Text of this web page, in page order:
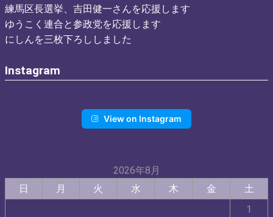
練馬区長選挙、吉田健一さんを応援します
ゆうこく連合と参政党を応援します
にしんを三枚下ろししました
Instagram
View on Instagram
2026年8月
日
月 火 水 木 金
土
1